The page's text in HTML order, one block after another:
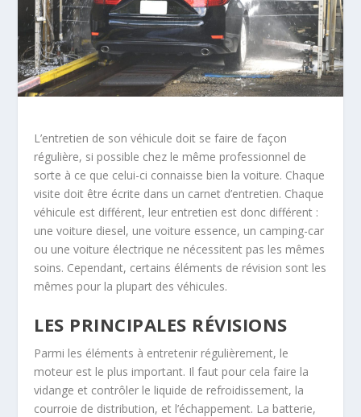
L’entretien de son véhicule doit se faire de façon
régulière, si possible chez le même professionnel de
sorte à ce que celui-ci connaisse bien la voiture. Chaque
visite doit être écrite dans un carnet d’entretien. Chaque
véhicule est différent, leur entretien est donc différent :
une voiture diesel, une voiture essence, un camping-car
ou une voiture électrique ne nécessitent pas les mêmes
soins. Cependant, certains éléments de révision sont les
mêmes pour la plupart des véhicules.
LES PRINCIPALES RÉVISIONS
Parmi les éléments à entretenir régulièrement, le
moteur est le plus important. Il faut pour cela faire la
vidange et contrôler le liquide de refroidissement, la
courroie de distribution, et l’échappement. La batterie,